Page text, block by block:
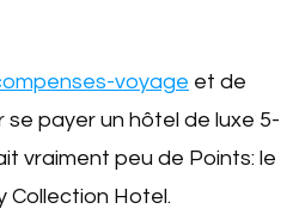
voyage et de
se payer un hôtel de luxe 5-
vraiment peu de Points: le
Collection Hotel.